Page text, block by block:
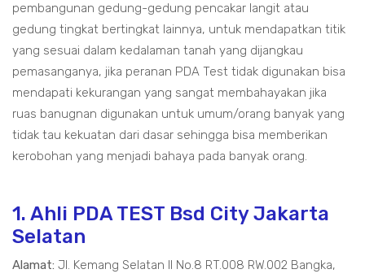
pembangunan gedung-gedung pencakar langit atau
gedung tingkat bertingkat lainnya, untuk mendapatkan titik
yang sesuai dalam kedalaman tanah yang dijangkau
pemasanganya, jika peranan PDA Test tidak digunakan bisa
mendapati kekurangan yang sangat membahayakan jika
ruas banugnan digunakan untuk umum/orang banyak yang
tidak tau kekuatan dari dasar sehingga bisa memberikan
kerobohan yang menjadi bahaya pada banyak orang.
1. Ahli PDA TEST Bsd City Jakarta
Selatan
Alamat: Jl. Kemang Selatan II No.8 RT.008 RW.002 Bangka,